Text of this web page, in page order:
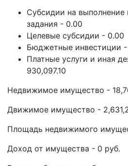
Субсидии на выполнение
задания - 0.00
Целевые субсидии - 0.00
Бюджетные инвестиции
Платные услуги и иная
930,097.10
Недвижимое имущество -
Движимое имущество -
Площадь недвижимого
Доход от имущества - 0 руб.